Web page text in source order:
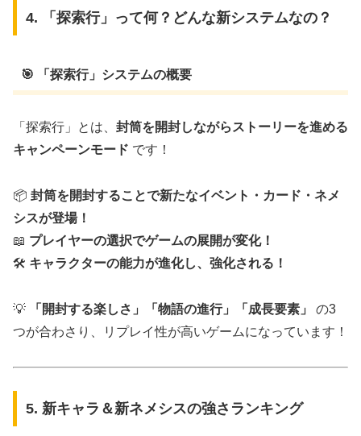
4. 「探索行」って何？どんな新システムなの？
🎯 「探索行」システムの概要
「探索行」とは、 封筒を開封しながらストーリーを進める
キャンペーンモード です！
📦 封筒を開封することで新たなイベント・カード・ネメ
シスが登場！
📖 プレイヤーの選択でゲームの展開が変化！
🛠 キャラクターの能力が進化し、強化される！
💡 「開封する楽しさ」「物語の進行」「成長要素」
の3
つが合わさり、リプレイ性が高いゲームになっています！
5. 新キャラ＆新ネメシスの強さランキング